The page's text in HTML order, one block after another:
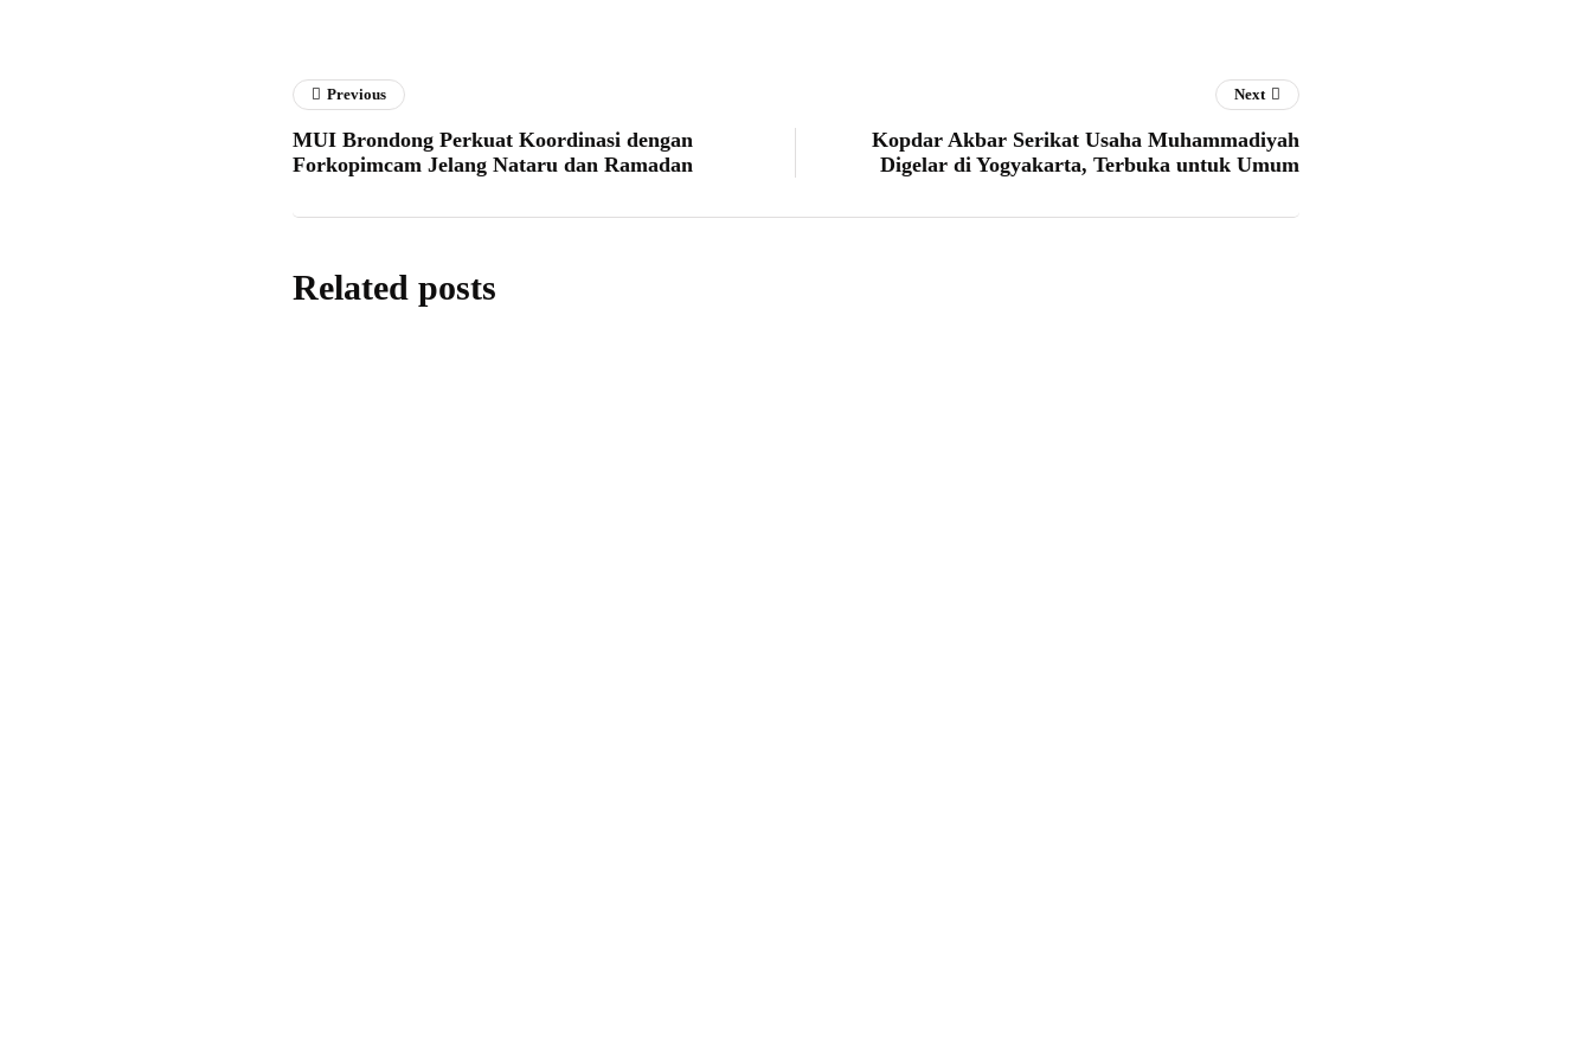
Previous
MUI Brondong Perkuat Koordinasi dengan
Forkopimcam Jelang Nataru dan Ramadan
Next
Kopdar Akbar Serikat Usaha Muhammadiyah
Digelar di Yogyakarta, Terbuka untuk Umum
Related posts